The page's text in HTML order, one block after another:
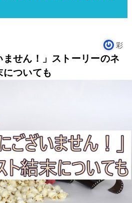
彩
せん！」ストーリーのネ
についても